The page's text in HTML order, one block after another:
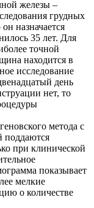
железы –
грудных
назначается
35 лет. Для
точной
находится в
исследование
день
нет, то
метода с
поддаются
при клинической
показывает
мелкие
о количестве